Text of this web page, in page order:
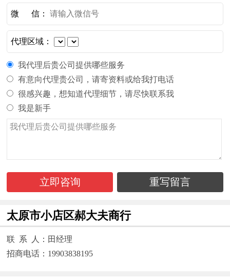
微 信：
代理区域：
我代理后贵公司提供哪些服务
有意向代理贵公司，请寄资料或给我打电话
很感兴趣，想知道代理细节，请尽快联系我
我是新手
立即咨询 重写留言
太原市小店区郝大夫商行
联 系 人：田经理
招商电话：19903838195